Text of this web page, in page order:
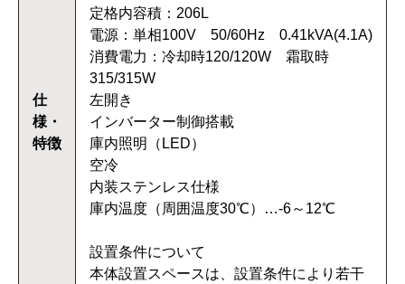
仕
様・
特徴
定格内容積：206L
電源：単相100V 50/60Hz 0.41kVA(4.1A)
消費電力：冷却時120/120W 霜取時
315/315W
左開き
インバーター制御搭載
庫内照明（LED）
空冷
内装ステンレス仕様
庫内温度（周囲温度30℃）…-6～12℃
設置条件について
本体設置スペースは、設置条件により若干